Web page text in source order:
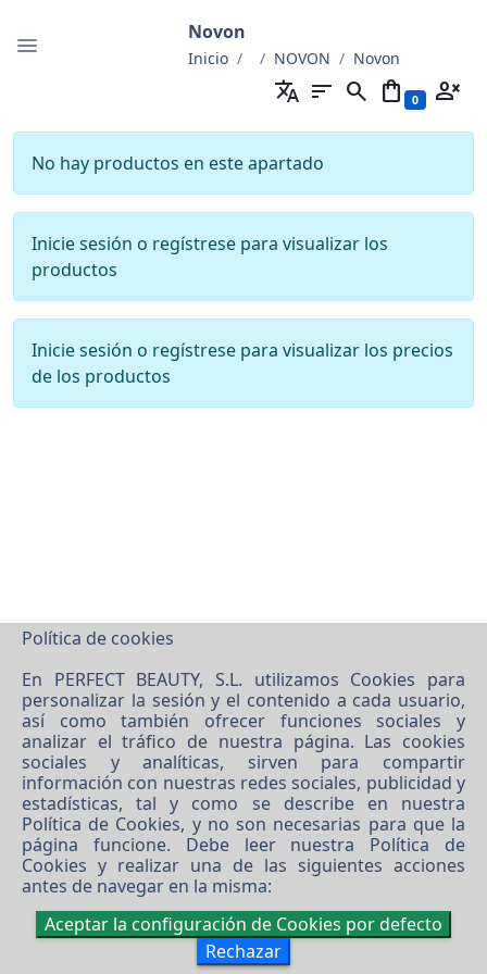
Novon
Inicio NOVON Novon
translate sort search shopping_bag 0 person_cancel
No hay productos en este apartado
Inicie sesión o regístrese para visualizar los
productos
Inicie sesión o regístrese para visualizar los precios
de los productos
©2026 PERFECT BEAUTY, S.L.
Software XgestEvo
Política de cookies
En PERFECT BEAUTY, S.L. utilizamos Cookies para
personalizar la sesión y el contenido a cada usuario,
así como también ofrecer funciones sociales y
analizar el tráfico de nuestra página. Las cookies
sociales y analíticas, sirven para compartir
información con nuestras redes sociales, publicidad y
estadísticas, tal y como se describe en nuestra
Política de Cookies, y no son necesarias para que la
página funcione. Debe leer nuestra Política de
Cookies y realizar una de las siguientes acciones
antes de navegar en la misma:
Aceptar la configuración de Cookies por defecto
Rechazar